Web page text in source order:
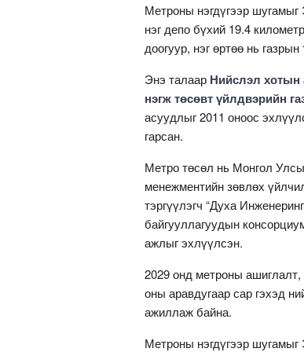
Метроны нэгдүгээр шугамыг
нэг депо бүхий 19.4
доогуур, нэг өртөө нь
Энэ талаар Нийслэл хотын
нэгж төсөвт үйлдвэрийн
асуудлыг 2011 оноос
гарсан.
Метро төсөл нь Монгол
менежментийн зөвлөх
тэргүүлэгч “Духа
байгууллагуудын
ажлыг эхлүүлсэн.
2029 онд метроны ашиглалт,
оны аравдугаар сар гэхэд
ажиллаж байна.
Метроны нэгдүгээр шугамыг